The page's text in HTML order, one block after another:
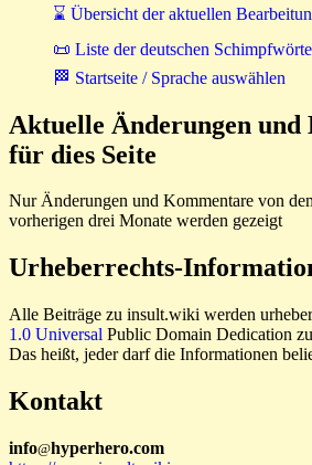
⌛ Übersicht der aktuellen
📜 Liste der deutschen
🏁 Startseite / Sprache auswählen
Aktuelle Änderungen und
für dies Seite
Nur Änderungen und Kommentare von
vorherigen drei Monate werden gezeigt
Urheberrechts-
Alle Beiträge zu insult.wiki werden
1.0 Universal Public Domain Dedication
Das heißt, jeder darf die Informationen
Kontakt
info@hyperhero.com